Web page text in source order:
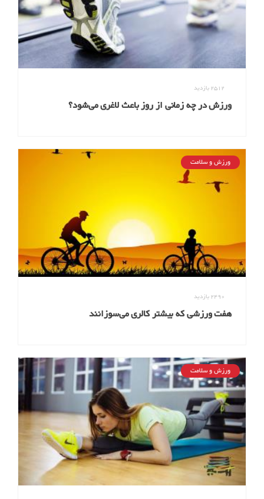
2512بازدید
ورزش در چه زمانی از روز باعث لاغری می‌شود؟
ورزش و سلامت
2490بازدید
هفت ورزشی که بیشتر کالری می‌سوزانند
ورزش و سلامت